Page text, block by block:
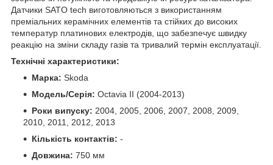
Датчики SATO tech виготовляються з використанням
преміальних керамічних елементів та стійких до високих
температур платинових електродів, що забезпечує швидку
реакцію на зміни складу газів та тривалий термін експлуатації.
Технічні характеристики:
Марка: Skoda
Модель/Серія: Octavia II (2004-2013)
Роки випуску: 2004, 2005, 2006, 2007, 2008, 2009,
2010, 2011, 2012, 2013
Кількість контактів: -
Довжина: 750 мм